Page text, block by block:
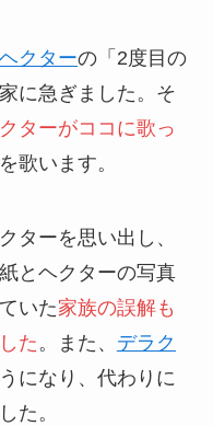
ヘクターの「2度目の
に急ぎました。そ
ターがココに歌っ
を歌います。
ターを思い出し、
とヘクターの写真
いた家族の誤解も
た。また、 デラク
になり、代わりに
た。